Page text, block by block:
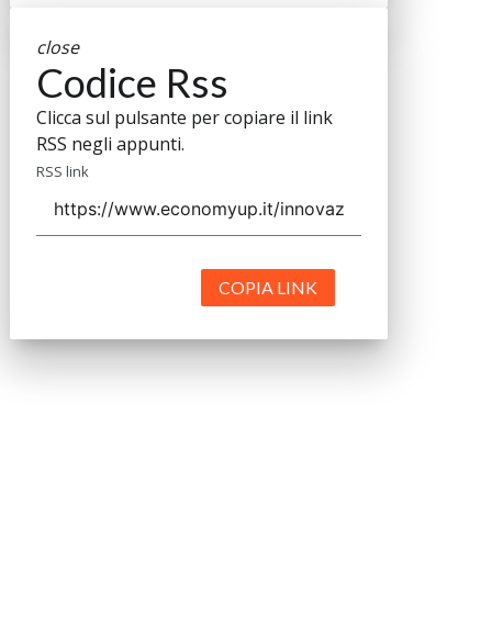
close
Codice Rss
Clicca sul pulsante per copiare il link
RSS negli appunti.
RSS link
COPIA LINK